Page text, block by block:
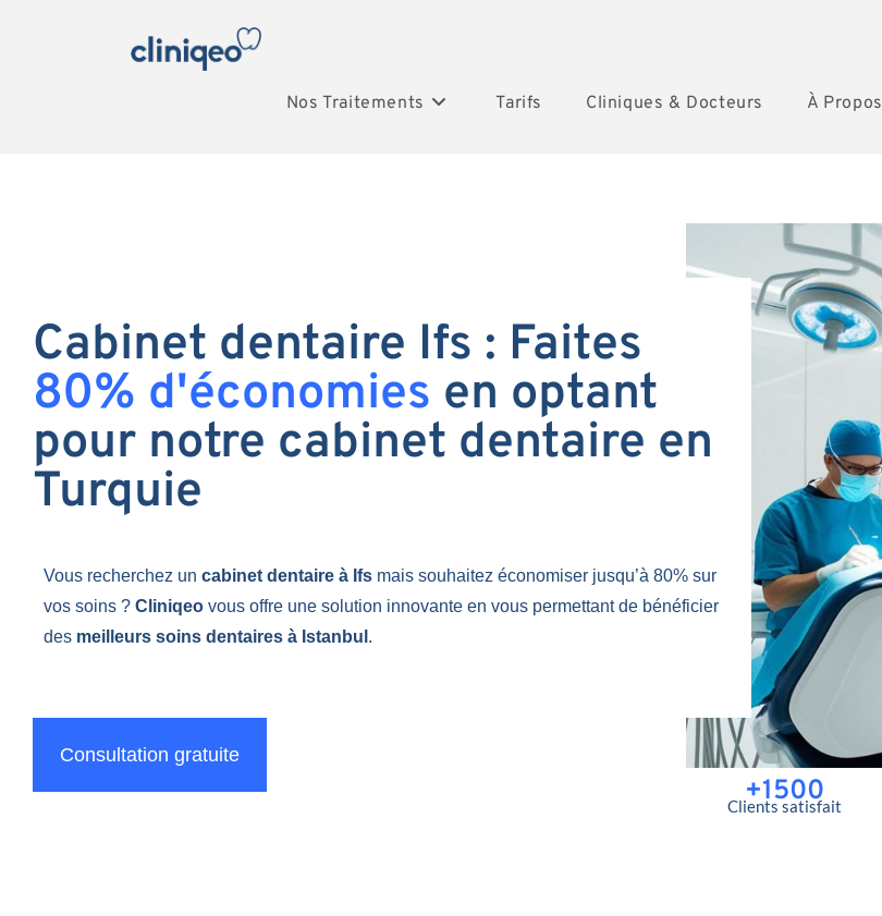
Nos Traitements Tarifs Cliniques & Docteurs À Propos
Cabinet dentaire Ifs : Faites
80% d'économies en optant
pour notre cabinet dentaire en
Turquie
Vous recherchez un cabinet dentaire à Ifs mais souhaitez économiser jusqu’à 80% sur
vos soins ? Cliniqeo vous offre une solution innovante en vous permettant de bénéficier
des meilleurs soins dentaires à Istanbul .
Consultation gratuite
+1500
Clients satisfait